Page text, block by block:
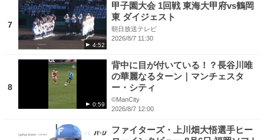
7
4:52
甲子園大会 1回戦 東海大甲府vs鶴岡
東 ダイジェスト
朝日放送テレビ
2026/8/7 11:30
8
0:59
背中に目が付いている！？長谷川唯
の華麗なるターン｜マンチェスタ
ー・シティ
©ManCity
2026/8/7 12:00
ファイターズ・上川畑大悟選手ヒー